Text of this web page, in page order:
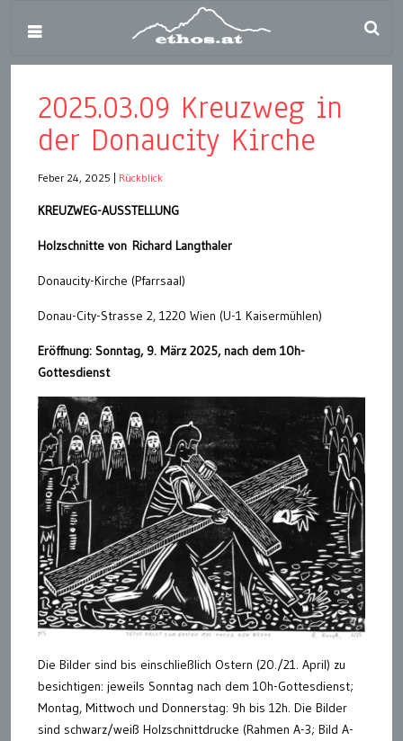
2025.03.09 Kreuzweg in
der Donaucity Kirche
Feber 24, 2025 Rückblick
KREUZWEG-AUSSTELLUNG
Holzschnitte von Richard Langthaler
Donaucity-Kirche (Pfarrsaal)
Donau-City-Strasse 2, 1220 Wien (U-1 Kaisermühlen)
Eröffnung: Sonntag, 9. März 2025, nach dem 10h-
Gottesdienst
Die Bilder sind bis einschließlich Ostern (20./21. April) zu
besichtigen: jeweils Sonntag nach dem 10h-Gottesdienst;
Montag, Mittwoch und Donnerstag: 9h bis 12h. Die Bilder
sind schwarz/weiß Holzschnittdrucke (Rahmen A-3; Bild A-